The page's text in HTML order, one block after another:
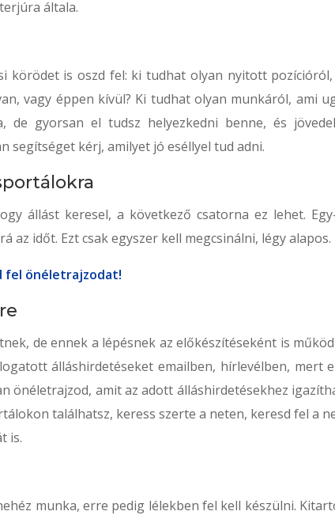
általa.
körödet is oszd fel: ki tudhat olyan nyitott
vagy éppen kívül? Ki tudhat olyan munkáról, ami
de gyorsan el tudsz helyezkedni benne, és
segítséget kérj, amilyet jó eséllyel tud adni.
állást keresel, a következő csatorna ez lehet.
az időt. Ezt csak egyszer kell megcsinálni, légy alapos.
fel önéletrajzodat!
de ennek a lépésnek az előkészítéseként is
álláshirdetéseket emailben, hírlevélben, mert
önéletrajzod, amit az adott álláshirdetésekhez
találhatsz, keress szerte a neten, keresd fel a
is.
munka, erre pedig lélekben fel kell készülni.